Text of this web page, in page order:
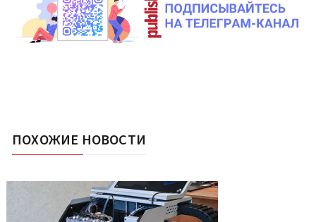
ПОХОЖИЕ НОВОСТИ